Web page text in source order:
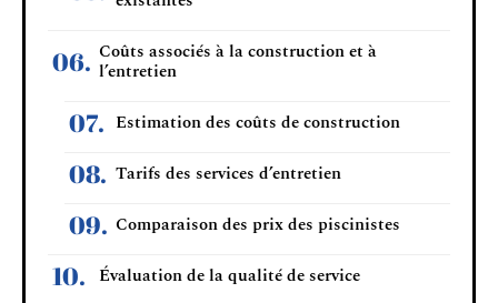
Coûts associés à la construction et à
l’entretien
Estimation des coûts de construction
Tarifs des services d’entretien
Comparaison des prix des piscinistes
Évaluation de la qualité de service